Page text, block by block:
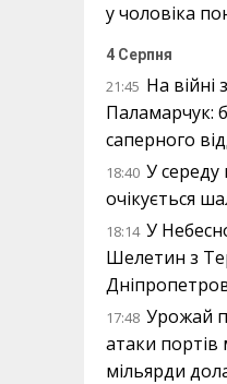
у чоловіка
4 Серпня
21:45 На
Паламарчук:
саперного
18:40 У середу
очікується
18:14 У
Шелетин з
17:48 Урожай
атаки портів
мільярди